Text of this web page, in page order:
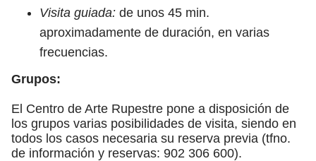
Visita guiada: de unos 45 min.
aproximadamente de duración, en varias
frecuencias.
Grupos:
El Centro de Arte Rupestre pone a disposición de
los grupos varias posibilidades de visita, siendo en
todos los casos necesaria su reserva previa (tfno.
de información y reservas: 902 306 600).